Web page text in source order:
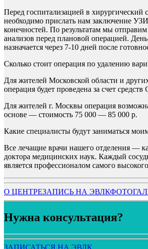
Перед госпитализацией в хирургический
необходимо прислать нам заключение
конечностей. По результатам мы
анализов перед плановой операцией.
назначается через 7-10 дней после
Сколько стоит операция по удалению
Для жителей Московской области и
операция будет проведена за счет
Для жителей г. Москвы операция
основе — стоимость 75 000 — 85 000 р.
Какие специалисты будут заниматься
Все лечащие врачи нашего отделения —
доктора медицинских наук. Каждый
является профессионалом самого
О ЦЕНТРЕЗАПИСЬ НА ЭВЛК
Нужна консультация?